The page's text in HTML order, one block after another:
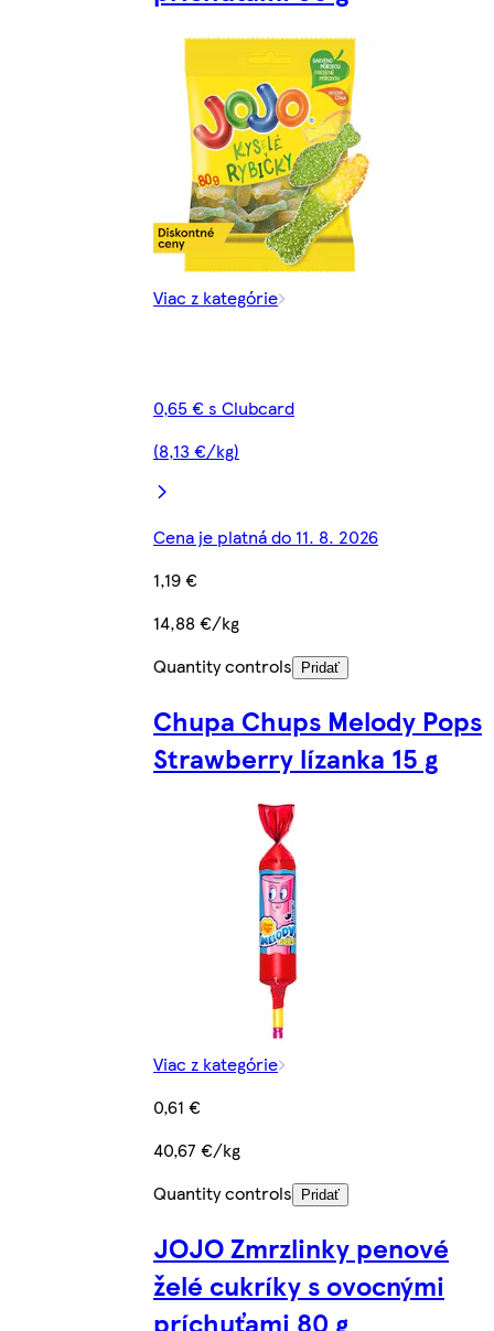
Viac z kategórie
0,65 € s Clubcard
(8,13 €/kg)
Cena je platná do 11. 8. 2026
1,19 €
14,88 €/kg
Quantity controls
Pridať
Chupa Chups Melody Pops
Strawberry lízanka 15 g
Viac z kategórie
0,61 €
40,67 €/kg
Quantity controls
Pridať
JOJO Zmrzlinky penové
želé cukríky s ovocnými
príchuťami 80 g